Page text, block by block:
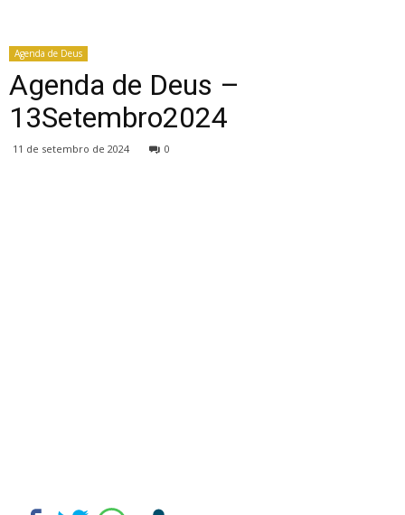
Agenda de Deus
Agenda de Deus –
13Setembro2024
11 de setembro de 2024 0